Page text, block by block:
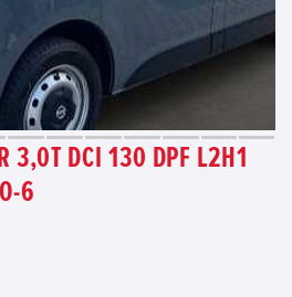
3,0T DCI 130 DPF L2H1
6